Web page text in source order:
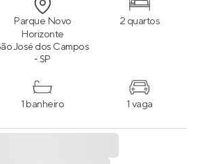
Parque Novo
Horizonte
José dos Campos
- SP
2 quartos
1 banheiro 1 vaga